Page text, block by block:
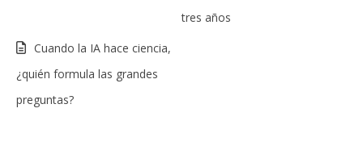
tres años
Cuando la IA hace ciencia,
¿quién formula las grandes
preguntas?